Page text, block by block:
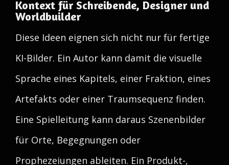
Kontext für Schreibende, Designer und
Worldbuilder
Diese Ideen eignen sich nicht nur für fertige
KI-Bilder. Ein Autor kann damit die visuelle
Sprache eines Kapitels, einer Fraktion, eines
Artefakts oder einer Traumsequenz finden.
Eine Spielleitung kann daraus Szenenbilder
für Orte, Begegnungen oder
Prophezeiungen ableiten. Ein Produkt-,